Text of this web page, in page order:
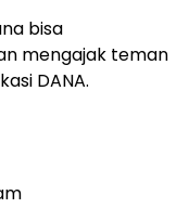
bisa
mengajak teman
DANA.